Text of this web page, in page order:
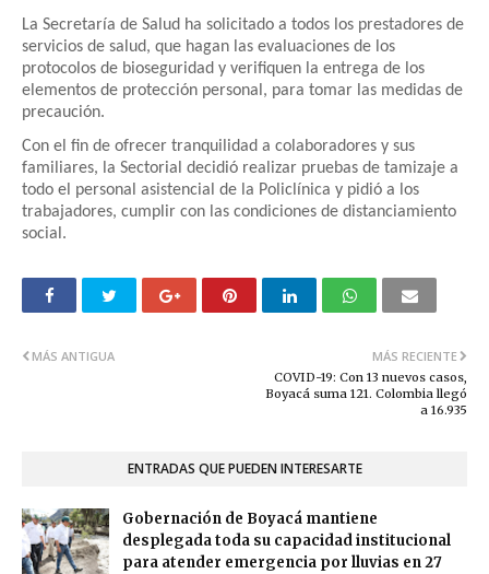
La Secretaría de Salud ha solicitado a todos los prestadores de
servicios de salud, que hagan las evaluaciones de los
protocolos de bioseguridad y verifiquen la entrega de los
elementos de protección personal, para tomar las medidas de
precaución.
Con el fin de ofrecer tranquilidad a colaboradores y sus
familiares, la Sectorial decidió realizar pruebas de tamizaje a
todo el personal asistencial de la Policlínica y pidió a los
trabajadores, cumplir con las condiciones de distanciamiento
social.
MÁS RECIENTE
COVID-19: Con 13 nuevos casos,
Boyacá suma 121. Colombia llegó
a 16.935
MÁS ANTIGUA
ENTRADAS QUE PUEDEN INTERESARTE
Gobernación de Boyacá mantiene
desplegada toda su capacidad institucional
para atender emergencia por lluvias en 27